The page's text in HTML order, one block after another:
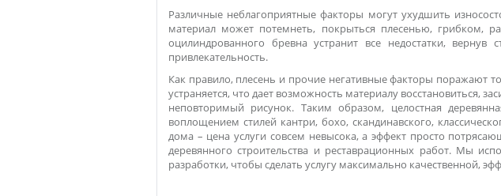
Различные неблагоприятные факторы могут ухудшить
материал может потемнеть, покрыться плесенью, грибком,
оцилиндрованного бревна устранит все недостатки,
привлекательность.
Как правило, плесень и прочие негативные факторы поражают
устраняется, что дает возможность материалу восстановиться,
неповторимый рисунок. Таким образом, целостная
воплощением стилей кантри, бохо, скандинавского,
дома – цена услуги совсем невысока, а эффект просто
деревянного строительства и реставрационных работ. Мы
разработки, чтобы сделать услугу максимально качественной,